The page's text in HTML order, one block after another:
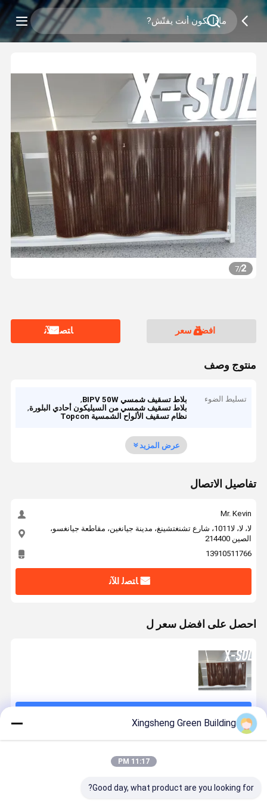
2
/
7
افضل سعر ﺎﺘﺼﻟ ﺍﻶﻧ
منتوج وصف
تسليط الضوء بلاط تسقيف شمسي BIPV 50W
,
بلاط تسقيف شمسي من السيليكون أحادي البلورة,
نظام تسقيف الألواح الشمسية Topcon
عرض المزيد
تفاصيل الاتصال
Mr. Kevin
لا، لا، لا1011، شارع تشنغتشينغ، مدينة جيانغين، مقاطعة جيانغسو،
الصين 214400
13910511766
ﺎﺘﺼﻟ ﺍﻶﻧ
احصل على افضل سعر ل
Xingsheng Green Building
11:17 PM
Good day, what product are you looking for?